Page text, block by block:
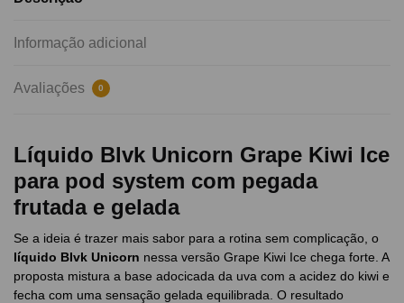
Informação adicional
Avaliações 0
Líquido Blvk Unicorn Grape Kiwi Ice
para pod system com pegada
frutada e gelada
Se a ideia é trazer mais sabor para a rotina sem complicação, o
líquido Blvk Unicorn nessa versão Grape Kiwi Ice chega forte. A
proposta mistura a base adocicada da uva com a acidez do kiwi e
fecha com uma sensação gelada equilibrada. O resultado